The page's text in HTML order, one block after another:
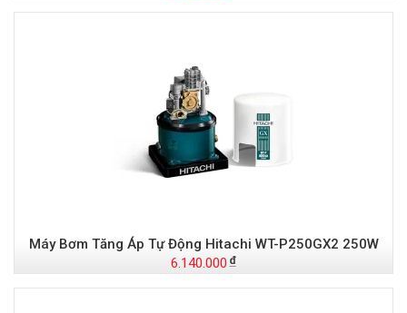
Máy Bơm Tăng Áp Tự Động Hitachi WT-P250GX2 250W
6.140.000